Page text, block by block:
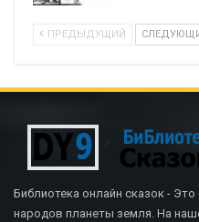
ПРЕДЫДУЩИЙ
Библиотека онлайн сказок -
народов планеты земля. На